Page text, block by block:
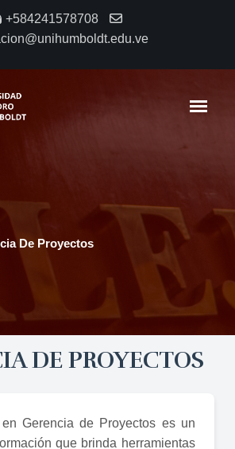
+584241578708
De Proyectos
DE PROYECTOS
Gerencia de Proyectos es un
que brinda herramientas